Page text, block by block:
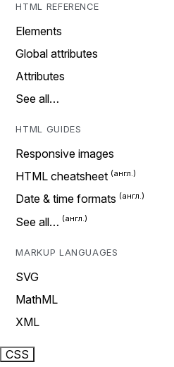
HTML REFERENCE
Elements
Global attributes
Attributes
See all…
HTML GUIDES
Responsive images
HTML cheatsheet
Date & time formats
See all…
MARKUP LANGUAGES
SVG
MathML
XML
CSS